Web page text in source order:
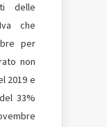
delle
che
per
non
2019 e
33%